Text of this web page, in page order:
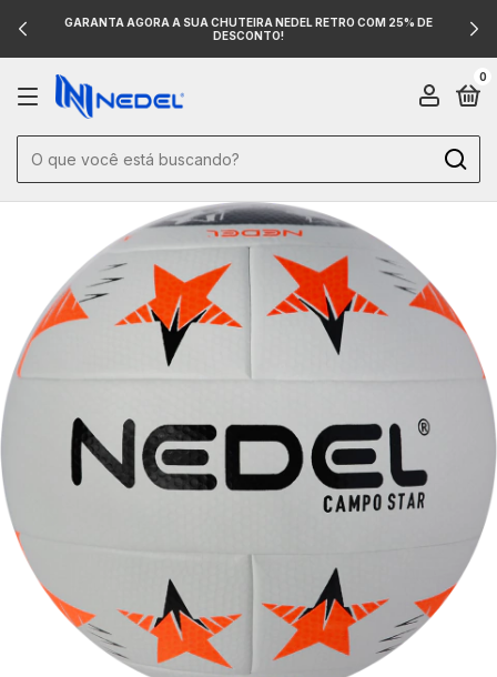
GARANTA AGORA A SUA CHUTEIRA NEDEL RETRO COM 25% DE
DESCONTO!
0